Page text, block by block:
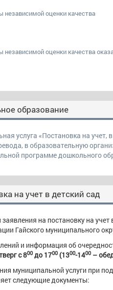
независимой оценки качества
независимой оценки качества
образование
услуга «Постановка на
в образовательную
программе дошкольного
на учет в детский сад
на постановку на
Гайского муниципального
и информация об
с 800 до 1700 (1300-1400 –
муниципальной услуги при
следующие документы: